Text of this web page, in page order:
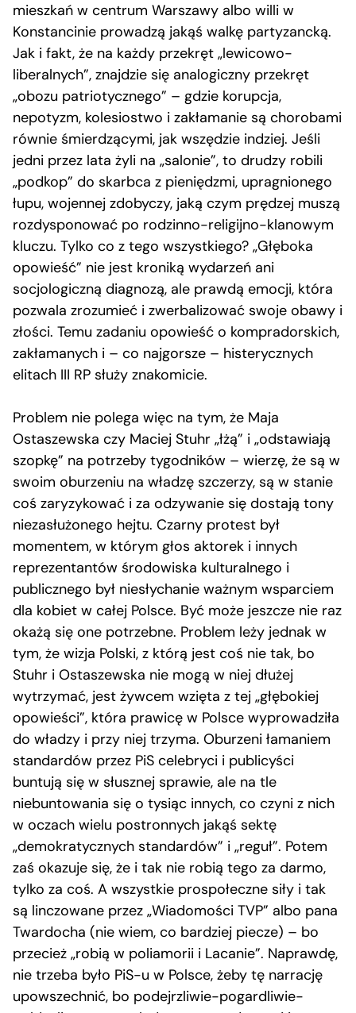
mieszkań w centrum Warszawy albo willi w
Konstancinie prowadzą jakąś walkę partyzancką.
Jak i fakt, że na każdy przekręt „lewicowo-
liberalnych”, znajdzie się analogiczny przekręt
„obozu patriotycznego” – gdzie korupcja,
nepotyzm, kolesiostwo i zakłamanie są chorobami
równie śmierdzącymi, jak wszędzie indziej. Jeśli
jedni przez lata żyli na „salonie”, to drudzy robili
„podkop” do skarbca z pieniędzmi, upragnionego
łupu, wojennej zdobyczy, jaką czym prędzej muszą
rozdysponować po rodzinno-religijno-klanowym
kluczu. Tylko co z tego wszystkiego? „Głęboka
opowieść” nie jest kroniką wydarzeń ani
socjologiczną diagnozą, ale prawdą emocji, która
pozwala zrozumieć i zwerbalizować swoje obawy i
złości. Temu zadaniu opowieść o kompradorskich,
zakłamanych i – co najgorsze – histerycznych
elitach III RP służy znakomicie.
Problem nie polega więc na tym, że Maja
Ostaszewska czy Maciej Stuhr „łżą” i „odstawiają
szopkę” na potrzeby tygodników – wierzę, że są w
swoim oburzeniu na władzę szczerzy, są w stanie
coś zaryzykować i za odzywanie się dostają tony
niezasłużonego hejtu. Czarny protest był
momentem, w którym głos aktorek i innych
reprezentantów środowiska kulturalnego i
publicznego był niesłychanie ważnym wsparciem
dla kobiet w całej Polsce. Być może jeszcze nie raz
okażą się one potrzebne. Problem leży jednak w
tym, że wizja Polski, z którą jest coś nie tak, bo
Stuhr i Ostaszewska nie mogą w niej dłużej
wytrzymać, jest żywcem wzięta z tej „głębokiej
opowieści”, która prawicę w Polsce wyprowadziła
do władzy i przy niej trzyma. Oburzeni łamaniem
standardów przez PiS celebryci i publicyści
buntują się w słusznej sprawie, ale na tle
niebuntowania się o tysiąc innych, co czyni z nich
w oczach wielu postronnych jakąś sektę
„demokratycznych standardów” i „reguł”. Potem
zaś okazuje się, że i tak nie robią tego za darmo,
tylko za coś. A wszystkie prospołeczne siły i tak
są linczowane przez „Wiadomości TVP” albo pana
Twardocha (nie wiem, co bardziej piecze) – bo
przecież „robią w poliamorii i Lacanie”. Naprawdę,
nie trzeba było PiS-u w Polsce, żeby tę narrację
upowszechnić, bo podejrzliwie-pogardliwie-